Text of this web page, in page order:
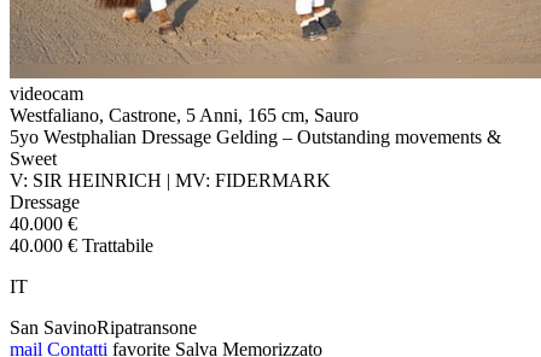
videocam
Westfaliano, Castrone, 5 Anni, 165 cm, Sauro
5yo Westphalian Dressage Gelding – Outstanding movements &
Sweet
V: SIR HEINRICH | MV: FIDERMARK
Dressage
40.000 €
40.000 € Trattabile
IT
San SavinoRipatransone
mail Contatti favorite Salva Memorizzato